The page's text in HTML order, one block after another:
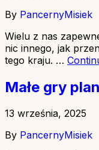
By PancernyMisiek
Wielu z nas
nic innego, jak
tego kraju. …
Małe gry
13 września, 2025
By PancernyMisiek